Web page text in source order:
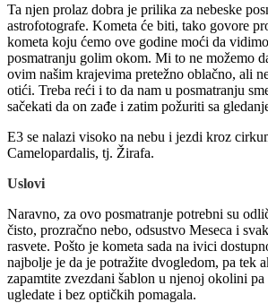
Ta njen prolaz dobra je prilika za nebeske
astrofotografe. Kometa će biti, tako govore
kometa koju ćemo ove godine moći da
posmatranju golim okom. Mi to ne možemo
ovim našim krajevima pretežno oblačno, ali
otići. Treba reći i to da nam u posmatranju
sačekati da on zađe i zatim požuriti sa
E3 se nalazi visoko na nebu i jezdi kroz
Camelopardalis, tj. Žirafa.
Uslovi
Naravno, za ovo posmatranje potrebni su
čisto, prozračno nebo, odsustvo Meseca i
rasvete. Pošto je kometa sada na ivici
najbolje je da je potražite dvogledom, pa tek
zapamtite zvezdani šablon u njenoj okolini pa
ugledate i bez optičkih pomagala.